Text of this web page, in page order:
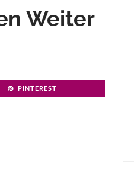
Weiter
PINTEREST